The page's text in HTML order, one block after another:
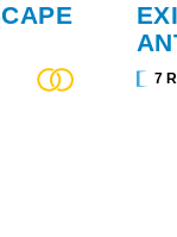
7